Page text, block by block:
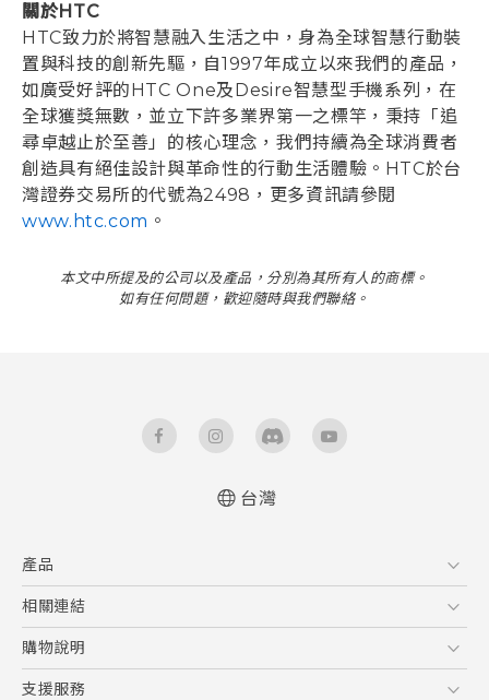
關於HTC
HTC致力於將智慧融入生活之中，身為全球智慧行動裝
置與科技的創新先驅，自1997年成立以來我們的產品，
如廣受好評的HTC One及Desire智慧型手機系列，在
全球獲獎無數，並立下許多業界第一之標竿，秉持「追
尋卓越止於至善」的核心理念，我們持續為全球消費者
創造具有絕佳設計與革命性的行動生活體驗。HTC於台
灣證券交易所的代號為2498，更多資訊請參閱
www.htc.com 。
本文中所提及的公司以及產品，分別為其所有人的商標。
如有任何問題，歡迎隨時與我們聯絡。
台灣
產品
5G
智慧型手機
配件
相關連結
HTC Research
購物說明
購物須知
支援服務